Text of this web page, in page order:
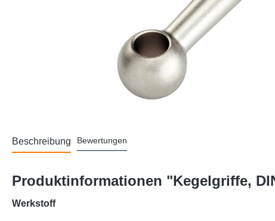
Beschreibung Bewertungen
Produktinformationen "Kegelgriffe,
Werkstoff